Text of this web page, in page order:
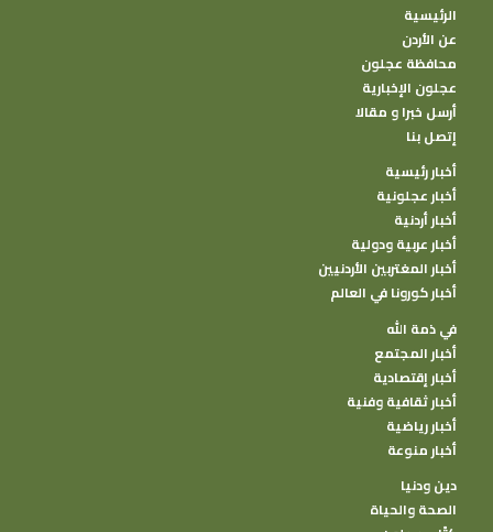
الرئيسية
عن الأردن
محافظة عجلون
عجلون الإخبارية
أرسل خبرا و مقالا
إتصل بنا
أخبار رئيسية
أخبار عجلونية
أخبار أردنية
أخبار عربية ودولية
أخبار المغتربين الأردنيين
أخبار كورونا في العالم
في ذمة الله
أخبار المجتمع
أخبار إقتصادية
أخبار ثقافية وفنية
أخبار رياضية
أخبار منوعة
دين ودنيا
الصحة والحياة